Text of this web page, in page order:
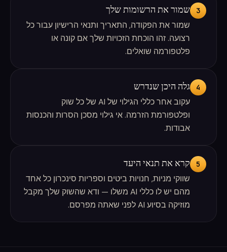
3 שמור את הרשומות שלך
שמור את הפקודה, התאריך ותנאי הרישיון עבור כל
רצועה. זהו הוכחת הזכויות שלך אם קונה או
פלטפורמה שואלים.
4 גלה היכן שנדרש
עקוב אחר כללי הגילוי של AI של כל שוק
ופלטפורמת הזרמה. אי גילוי מסכן הסרות והכנסות
אבודות.
5 קרא את תנאי היעד
שווקי מניות, חנויות ביטים וספריות סינכרון כל אחד
מהם יש לו כללי AI משלו — ודא שהשוק שלך מקבל
מוזיקה בסיוע AI לפני שאתה מפרסם.